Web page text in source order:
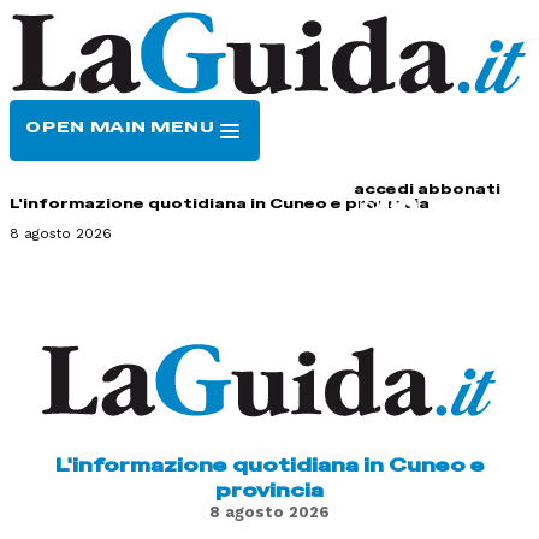
OPEN MAIN MENU
accedi abbonati
L'informazione quotidiana in Cuneo e provincia
8 agosto 2026
L'informazione quotidiana in Cuneo e
provincia
8 agosto 2026